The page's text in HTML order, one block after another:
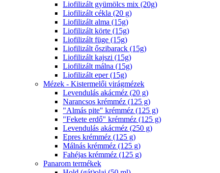
Liofilizált gyümölcs mix (20g)
Liofilizált cékla (20 g)
Liofilizált alma (15g)
Liofilizált körte (15g)
Liofilizált füge (15g)
Liofilizált őszibarack (15g)
Liofilizált kajszi (15g)
Liofilizált málna (15g)
Liofilizált eper (15g)
Mézek - Kistermelői virágmézek
Levendulás akácméz (20 g)
Narancsos krémméz (125 g)
"Almás pite" krémméz (125 g)
"Fekete erdő" krémméz (125 g)
Levendulás akácméz (250 g)
Epres krémméz (125 g)
Málnás krémméz (125 g)
Fahéjas krémméz (125 g)
Panarom termékek